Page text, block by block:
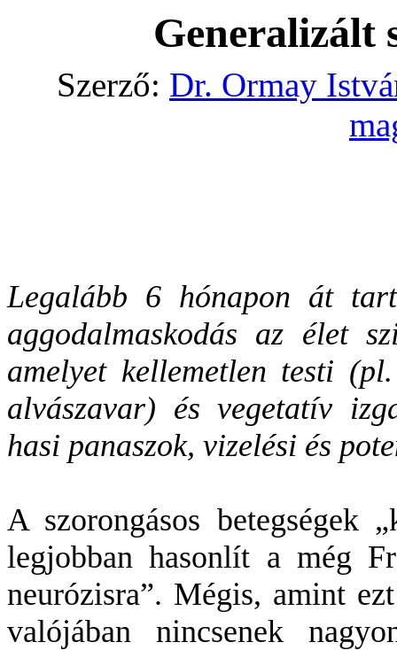
Generalizált
Szerző: Dr. Ormay
Legalább 6 hónapon át
aggodalmaskodás az élet
amelyet kellemetlen testi
alvászavar) és vegetatív
hasi panaszok, vizelési és
A szorongásos betegségek
legjobban hasonlít a még
neurózisra”. Mégis, amint
valójában nincsenek